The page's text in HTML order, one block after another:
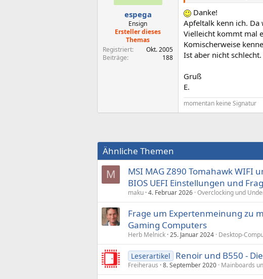
espega
Ensign
Ersteller dieses
Themas
Registriert
Okt. 2005
Beiträge
188
Danke!
Apfeltalk kenn ich. Da
Vielleicht kommt mal
Komischerweise
Ist aber nicht schlecht.
Gruß
E.
momentan keine Signatur
Ähnliche Themen
M
MSI MAG Z890 Tomahawk WIFI
BIOS UEFI Einstellungen und
maku 4. Februar 2026 Overclocking und
Frage um Expertenmeinung zu
Gaming Computers
Herb Melnick 25. Januar 2024 Desktop-
Leserartikel Renoir und B550 -
Freiheraus 8. September 2020 Mainboards